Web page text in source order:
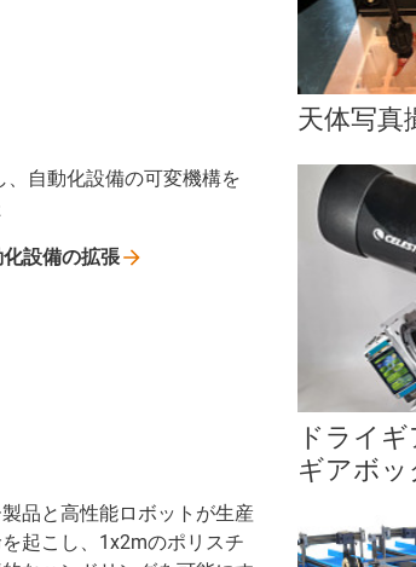
、自動化設備の可変機構を
設備の拡張
天体写真
品と高性能ロボットが生産
起こし、1x2mのポリスチ
ドライ
ギアボッ